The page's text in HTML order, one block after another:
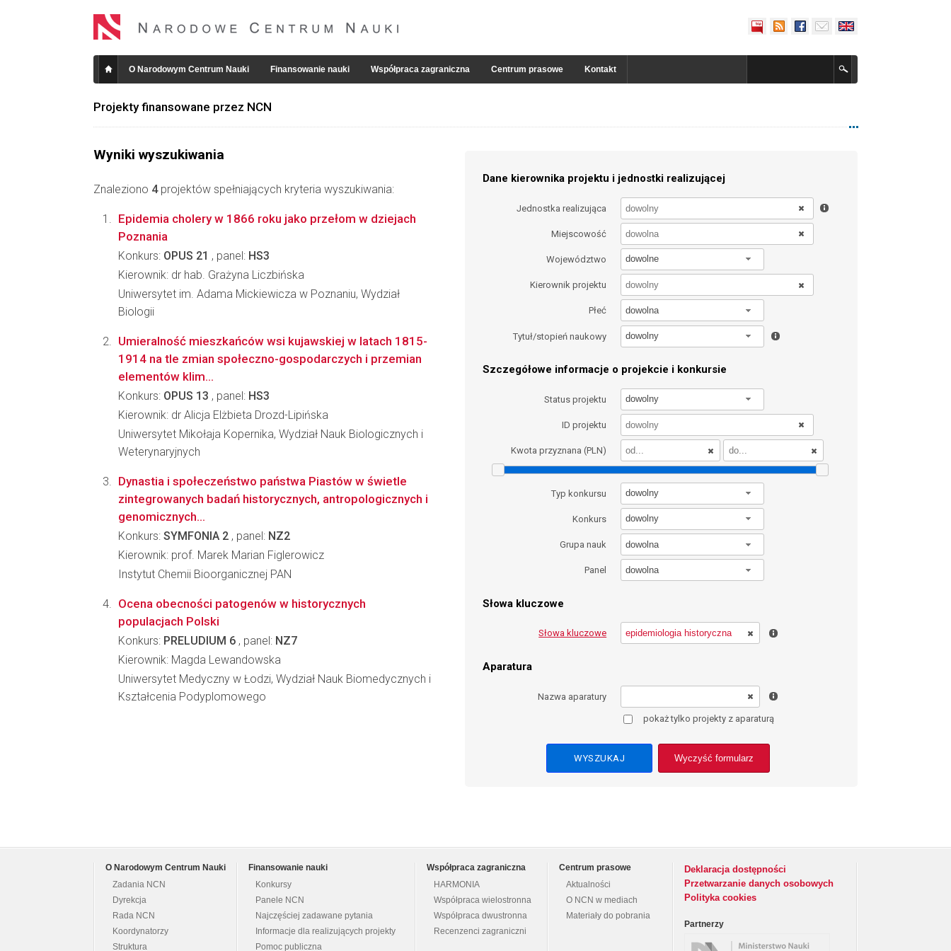
O Narodowym Centrum Nauki Finansowanie nauki Współpraca zagraniczna Centrum prasowe Kontakt
Projekty finansowane przez NCN
Wyniki wyszukiwania
Znaleziono 4projektów spełniających kryteria wyszukiwania:
Dane kierownika projektu i jednostki realizującej
Jednostka realizująca
Miejscowość
Województwo dowolne
Kierownik projektu
Płeć dowolna
Tytuł/stopień naukowy dowolny
Szczegółowe informacje o projekcie i konkursie
Status projektu dowolny
ID projektu
Kwota przyznana (PLN)
Typ konkursu dowolny
Konkurs dowolny
Grupa nauk dowolna
Panel dowolna
Słowa kluczowe
Słowa kluczowe
Aparatura
Nazwa aparatury
pokaż tylko projekty z aparaturą
Wyczyść formularz
Epidemia cholery w 1866 roku jako przełom w dziejach
Poznania
Konkurs: OPUS 21 , panel: HS3
Kierownik: dr hab. Grażyna Liczbińska
Uniwersytet im. Adama Mickiewicza w Poznaniu, Wydział
Biologii
Umieralność mieszkańców wsi kujawskiej w latach 1815-
1914 na tle zmian społeczno-gospodarczych i przemian
elementów klim...
Konkurs: OPUS 13 , panel: HS3
Kierownik: dr Alicja Elżbieta Drozd-Lipińska
Uniwersytet Mikołaja Kopernika, Wydział Nauk Biologicznych i
Weterynaryjnych
Dynastia i społeczeństwo państwa Piastów w świetle
zintegrowanych badań historycznych, antropologicznych i
genomicznych...
Konkurs: SYMFONIA 2 , panel: NZ2
Kierownik: prof. Marek Marian Figlerowicz
Instytut Chemii Bioorganicznej PAN
Ocena obecności patogenów w historycznych
populacjach Polski
Konkurs: PRELUDIUM 6 , panel: NZ7
Kierownik: Magda Lewandowska
Uniwersytet Medyczny w Łodzi, Wydział Nauk Biomedycznych i
Kształcenia Podyplomowego
O Narodowym Centrum Nauki
Zadania NCN
Dyrekcja
Rada NCN
Koordynatorzy
Struktura
Finansowanie nauki
Konkursy
Panele NCN
Najczęściej zadawane pytania
Informacje dla realizujących projekty
Pomoc publiczna
Współpraca zagraniczna
HARMONIA
Współpraca wielostronna
Współpraca dwustronna
Recenzenci zagraniczni
Centrum prasowe
Aktualności
O NCN w mediach
Materiały do pobrania
Deklaracja dostępności
Przetwarzanie danych osobowych
Polityka cookies
Partnerzy